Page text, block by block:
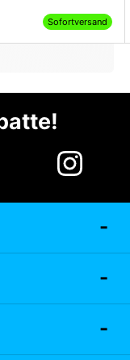
Sofortversand